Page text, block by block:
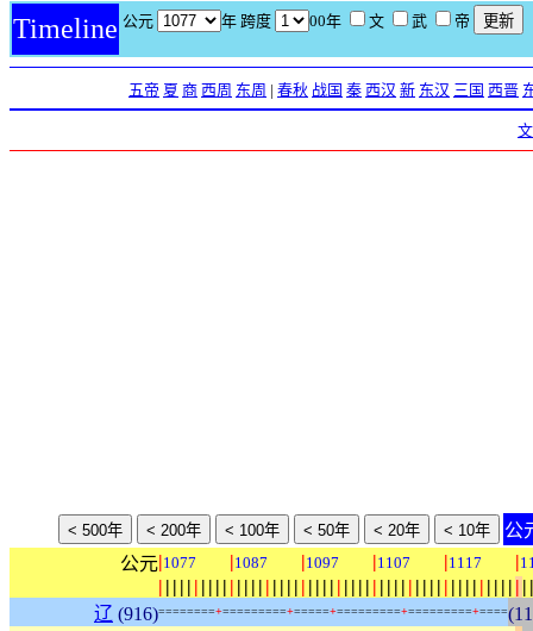
Timeline 公元 年 跨度 00年 文 武 帝
五帝 夏 商 西周 东周 | 春秋 战国 秦 西汉 新 东汉 三国 西晋
公
公元|1077 |1087 |1097 |1107 |1117 |
| | | | | | | | | | | | | | | | | | | | | | | | | | | | | | | | | | | | | | | | | | | | | | | | | | | | |
辽 (916)========+=========+=====+=========+=========+====